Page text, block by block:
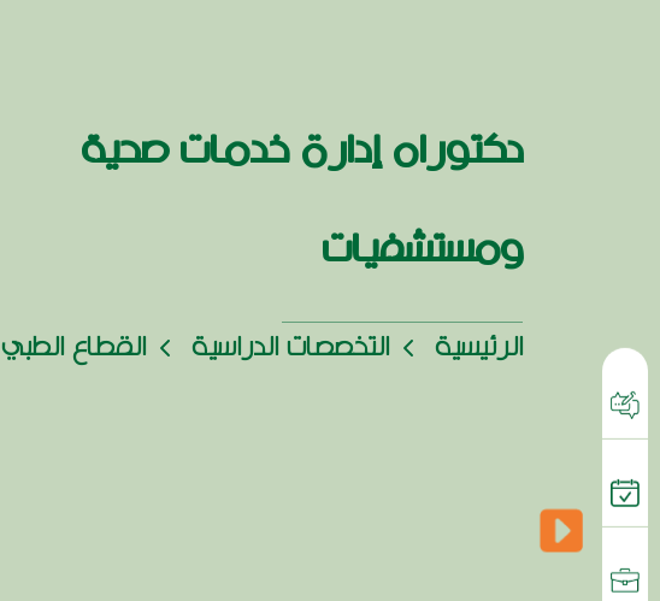
دكتوراه إدارة خدمات صحية
ومستشفيات
الرئيسية التخصصات الدراسية القطاع الطبي